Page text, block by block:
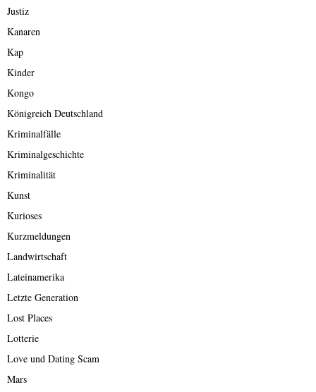
Justiz
Kanaren
Kap
Kinder
Kongo
Königreich Deutschland
Kriminalfälle
Kriminalgeschichte
Kriminalität
Kunst
Kurioses
Kurzmeldungen
Landwirtschaft
Lateinamerika
Letzte Generation
Lost Places
Lotterie
Love und Dating Scam
Mars